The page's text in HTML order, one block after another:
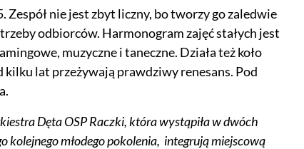
nie jest zbyt liczny, bo tworzy go zaledwie
odbiorców. Harmonogram zajęć stałych jest
muzyczne i taneczne. Działa też koło
lat przeżywają prawdziwy renesans. Pod
Dęta OSP Raczki, która wystąpiła w dwóch
młodego pokolenia, integrują miejscową